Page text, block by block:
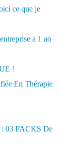
ce que je
a 1 an
!
En Thérapie
: 03 PACKS De